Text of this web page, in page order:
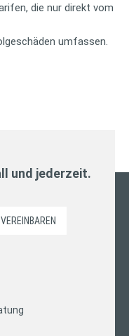
die nur direkt vom
umfassen.
und jederzeit.
VEREINBAREN